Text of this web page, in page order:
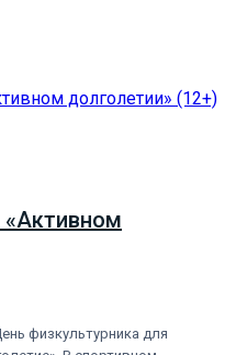
«Активном
физкультурника для